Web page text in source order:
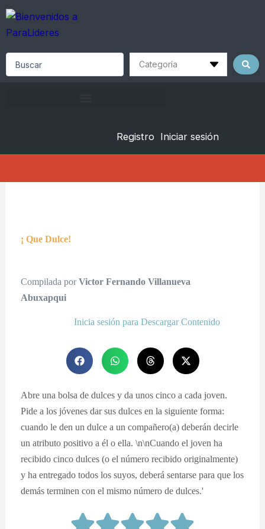
Skip
content
Registro Iniciar sesión
¡ Que Dulce!
Compilada porVictor Fernando Villanueva
Abuxapqui
Inicia sesión para Descargar Contenido
Abre una bolsa de dulces y da unos cinco a cada joven.
Pide a los jóvenes dar sus dulces en la siguiente forma:
cuando le den un dulce a un compañero(a) deberán decirle
un atributo positivo a él o ella. \n\nCuando el joven ha
recibido cinco dulces (o el número recibido originalmente)
y ha entregado todos los suyos, deberá sentarse para que los
demás terminen con el mismo número de dulces.'